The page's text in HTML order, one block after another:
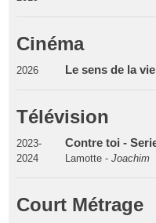
Cinéma
2026 Le sens de la vie
Télévision
2023-
2024
Contre toi -
Lamotte - Joachim
Court Métrage